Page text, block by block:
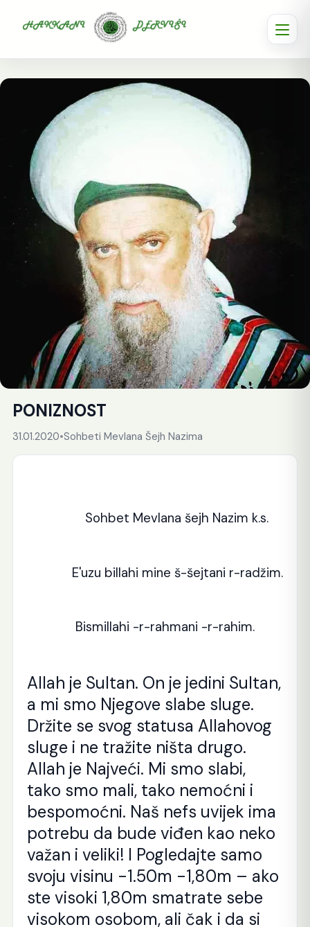
PONIZNOST
31.01.2020•Sohbeti Mevlana Šejh Nazima
Sohbet Mevlana šejh Nazim k.s.
E'uzu billahi mine š-šejtani r-radžim.
Bismillahi -r-rahmani -r-rahim.
Allah je Sultan. On je jedini Sultan,
a mi smo Njegove slabe sluge.
Držite se svog statusa Allahovog
sluge i ne tražite ništa drugo.
Allah je Najveći. Mi smo slabi,
tako smo mali, tako nemoćni i
bespomoćni. Naš nefs uvijek ima
potrebu da bude viđen kao neko
važan i veliki! I Pogledajte samo
svoju visinu -1.50m -1,80m – ako
ste visoki 1,80m smatrate sebe
visokom osobom, ali čak i da si